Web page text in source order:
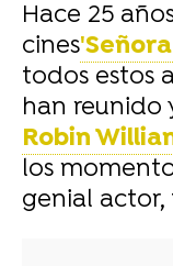
Hace 25
cines
todos estos
han reunido
Robin
los
genial actor,